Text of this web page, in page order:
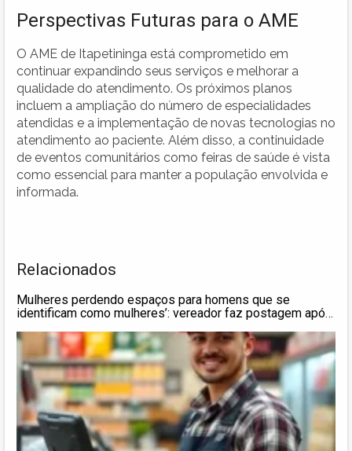
Perspectivas Futuras para o AME
O AME de Itapetininga está comprometido em
continuar expandindo seus serviços e melhorar a
qualidade do atendimento. Os próximos planos
incluem a ampliação do número de especialidades
atendidas e a implementação de novas tecnologias no
atendimento ao paciente. Além disso, a continuidade
de eventos comunitários como feiras de saúde é vista
como essencial para manter a população envolvida e
informada.
Relacionados
Mulheres perdendo espaços para homens que se
identificam como mulheres’: vereador faz postagem após